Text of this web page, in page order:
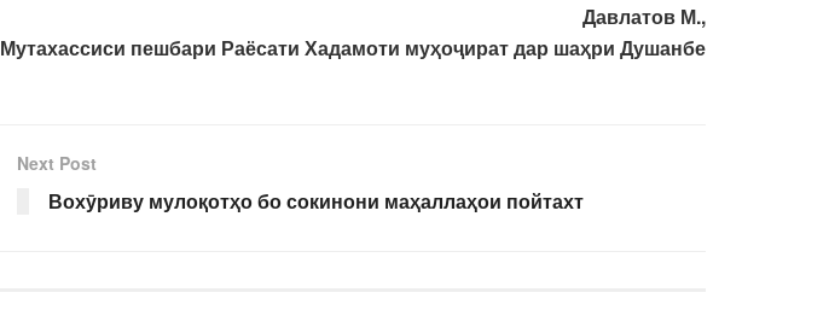
Давлатов М.,
Мутахассиси пешбари Раёсати Хадамоти муҳоҷират дар шаҳри Душанбе
Next Post
Вохӯриву мулоқотҳо бо сокинони маҳаллаҳои пойтахт